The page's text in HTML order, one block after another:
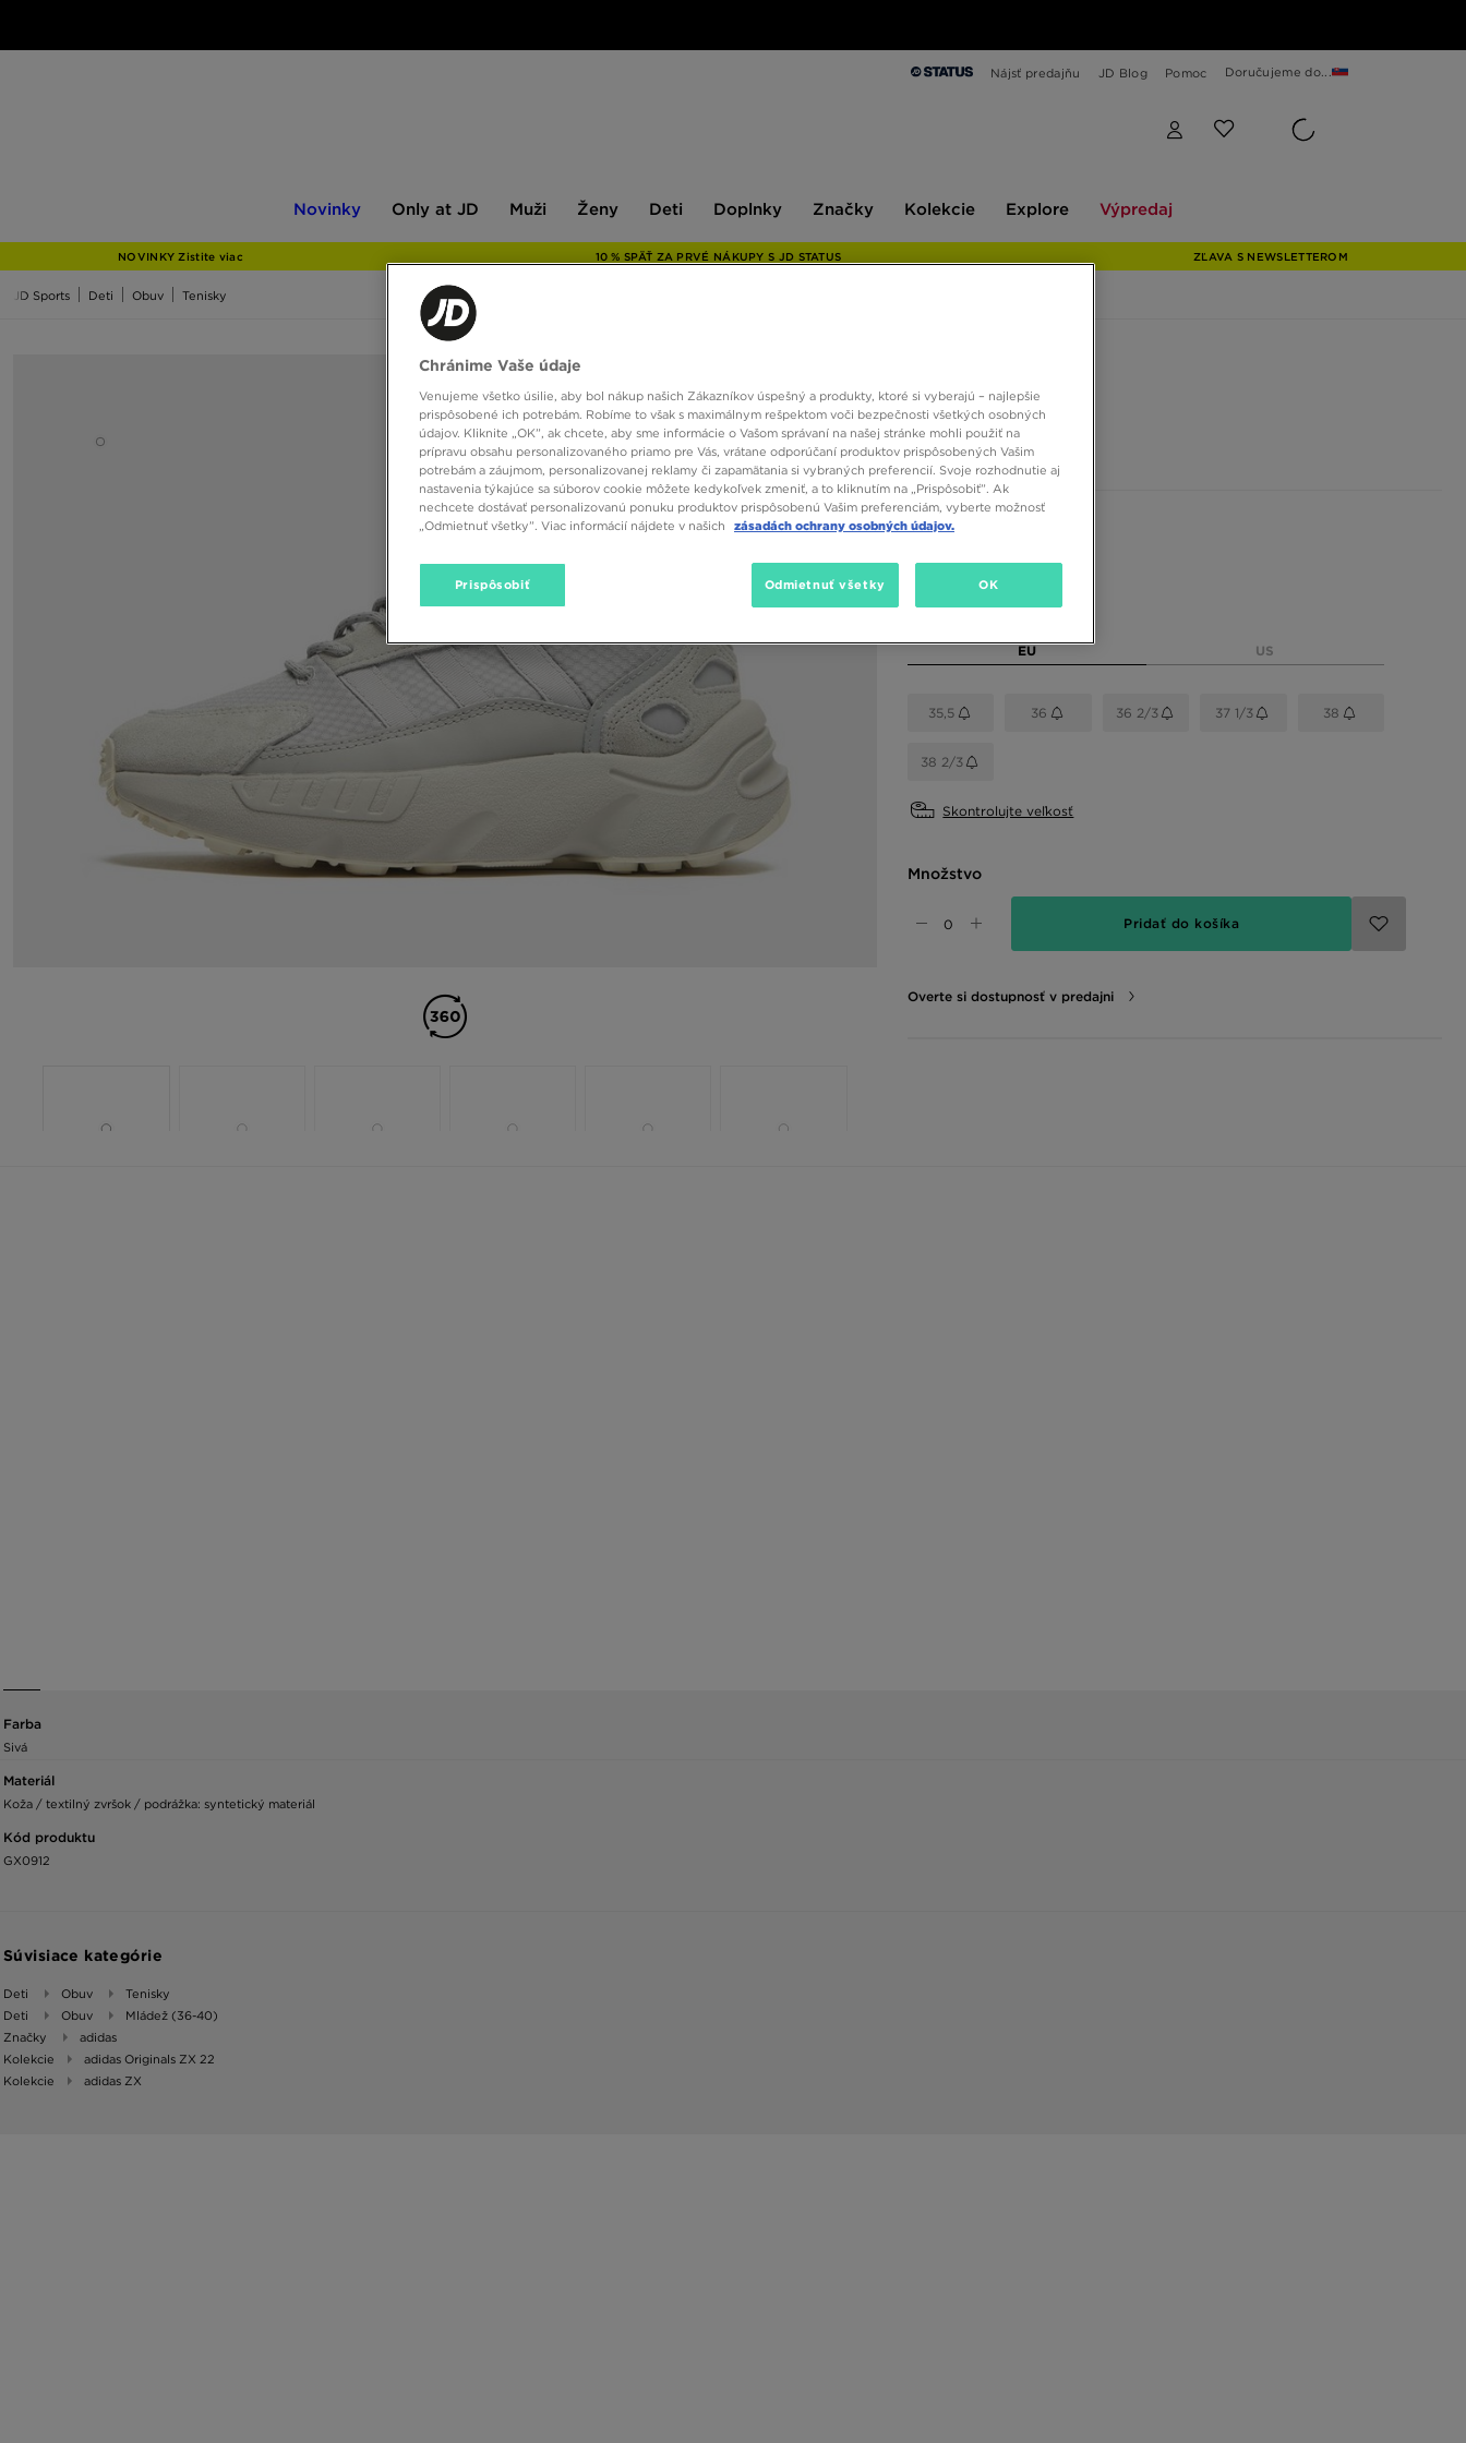
Nájsť predajňu JD Blog Pomoc Doručujeme do...
Novinky
JD
Only at JD Muži Ženy Deti Doplnky Značky Kolekcie Explore Výpredaj
NOVINKY Zistite viac 10 % SPÄŤ ZA PRVÉ NÁKUPY S JD STATUS ZĽAVA S NEWSLETTEROM
JD Sports Deti Obuv Tenisky
56,00 €
Dostupné farby
Vybrať veľkosť
EU US
35,5 36 36 2/3 37 1/3 38
38 2/3
Skontrolujte veľkosť
Množstvo
Pridať do košíka
Overte si dostupnosť v predajni
Farba
Sivá
Materiál
Koža / textilný zvršok / podrážka: syntetický materiál
Kód produktu
GX0912
Súvisiace kategórie
Deti Obuv
Tenisky
Deti
Obuv
Mládež (36-40)
Značky
adidas
Kolekcie
adidas Originals ZX 22
Kolekcie
adidas ZX
Chránime Vaše údaje
Venujeme všetko úsilie, aby bol nákup našich Zákazníkov úspešný a produkty, ktoré si vyberajú – najlepšie
prispôsobené ich potrebám. Robíme to však s maximálnym rešpektom voči bezpečnosti všetkých osobných
údajov. Kliknite „OK”, ak chcete, aby sme informácie o Vašom správaní na našej stránke mohli použiť na
prípravu obsahu personalizovaného priamo pre Vás, vrátane odporúčaní produktov prispôsobených Vašim
potrebám a záujmom, personalizovanej reklamy či zapamätania si vybraných preferencií. Svoje rozhodnutie aj
nastavenia týkajúce sa súborov cookie môžete kedykoľvek zmeniť, a to kliknutím na „Prispôsobiť”. Ak
nechcete dostávať personalizovanú ponuku produktov prispôsobenú Vašim preferenciám, vyberte možnosť
„Odmietnuť všetky”. Viac informácií nájdete v našich
zásadách ochrany osobných údajov.
Prispôsobiť Odmietnuť všetky OK